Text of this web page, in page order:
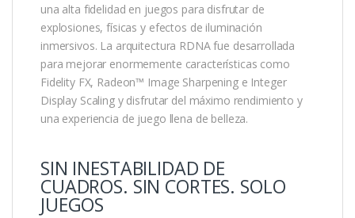
una alta fidelidad en juegos para disfrutar de
explosiones, físicas y efectos de iluminación
inmersivos. La arquitectura RDNA fue desarrollada
para mejorar enormemente características como
Fidelity FX, Radeon™ Image Sharpening e Integer
Display Scaling y disfrutar del máximo rendimiento y
una experiencia de juego llena de belleza.
SIN INESTABILIDAD DE
CUADROS. SIN CORTES. SOLO
JUEGOS